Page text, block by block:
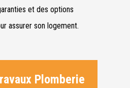
et des options
assurer son logement.
Plomberie